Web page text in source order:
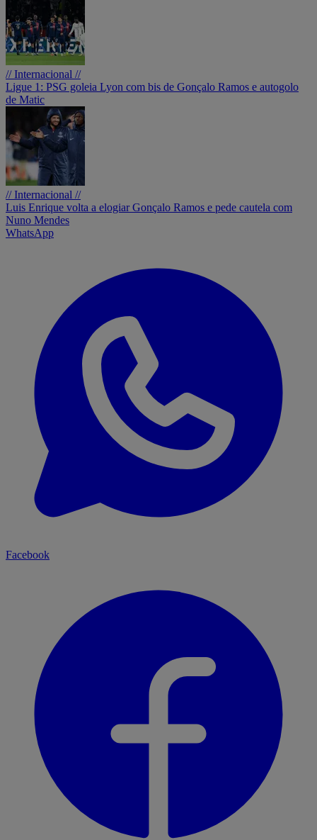
// Internacional //
Ligue 1: PSG goleia Lyon com bis de Gonçalo Ramos e autogolo
de Matic
// Internacional //
Luis Enrique volta a elogiar Gonçalo Ramos e pede cautela com
Nuno Mendes
WhatsApp
Facebook